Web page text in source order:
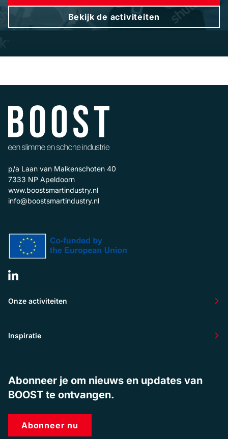
Bekijk de activiteiten
p/a Laan van Malkenschoten 40
7333 NP Apeldoorn
www.boostsmartindustry.nl
info@boostsmartindustry.nl
Onze activiteiten
Inspiratie
Abonneer je om nieuws en updates van
BOOST te ontvangen.
Abonneer nu